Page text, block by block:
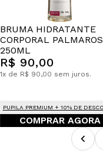
BRUMA HIDRATANTE
CORPORAL
250ML
R$ 90,00
1x de R$ 90,00 sem juros.
PUPILA PREMIUM + 10% DE
COMPRAR AGORA